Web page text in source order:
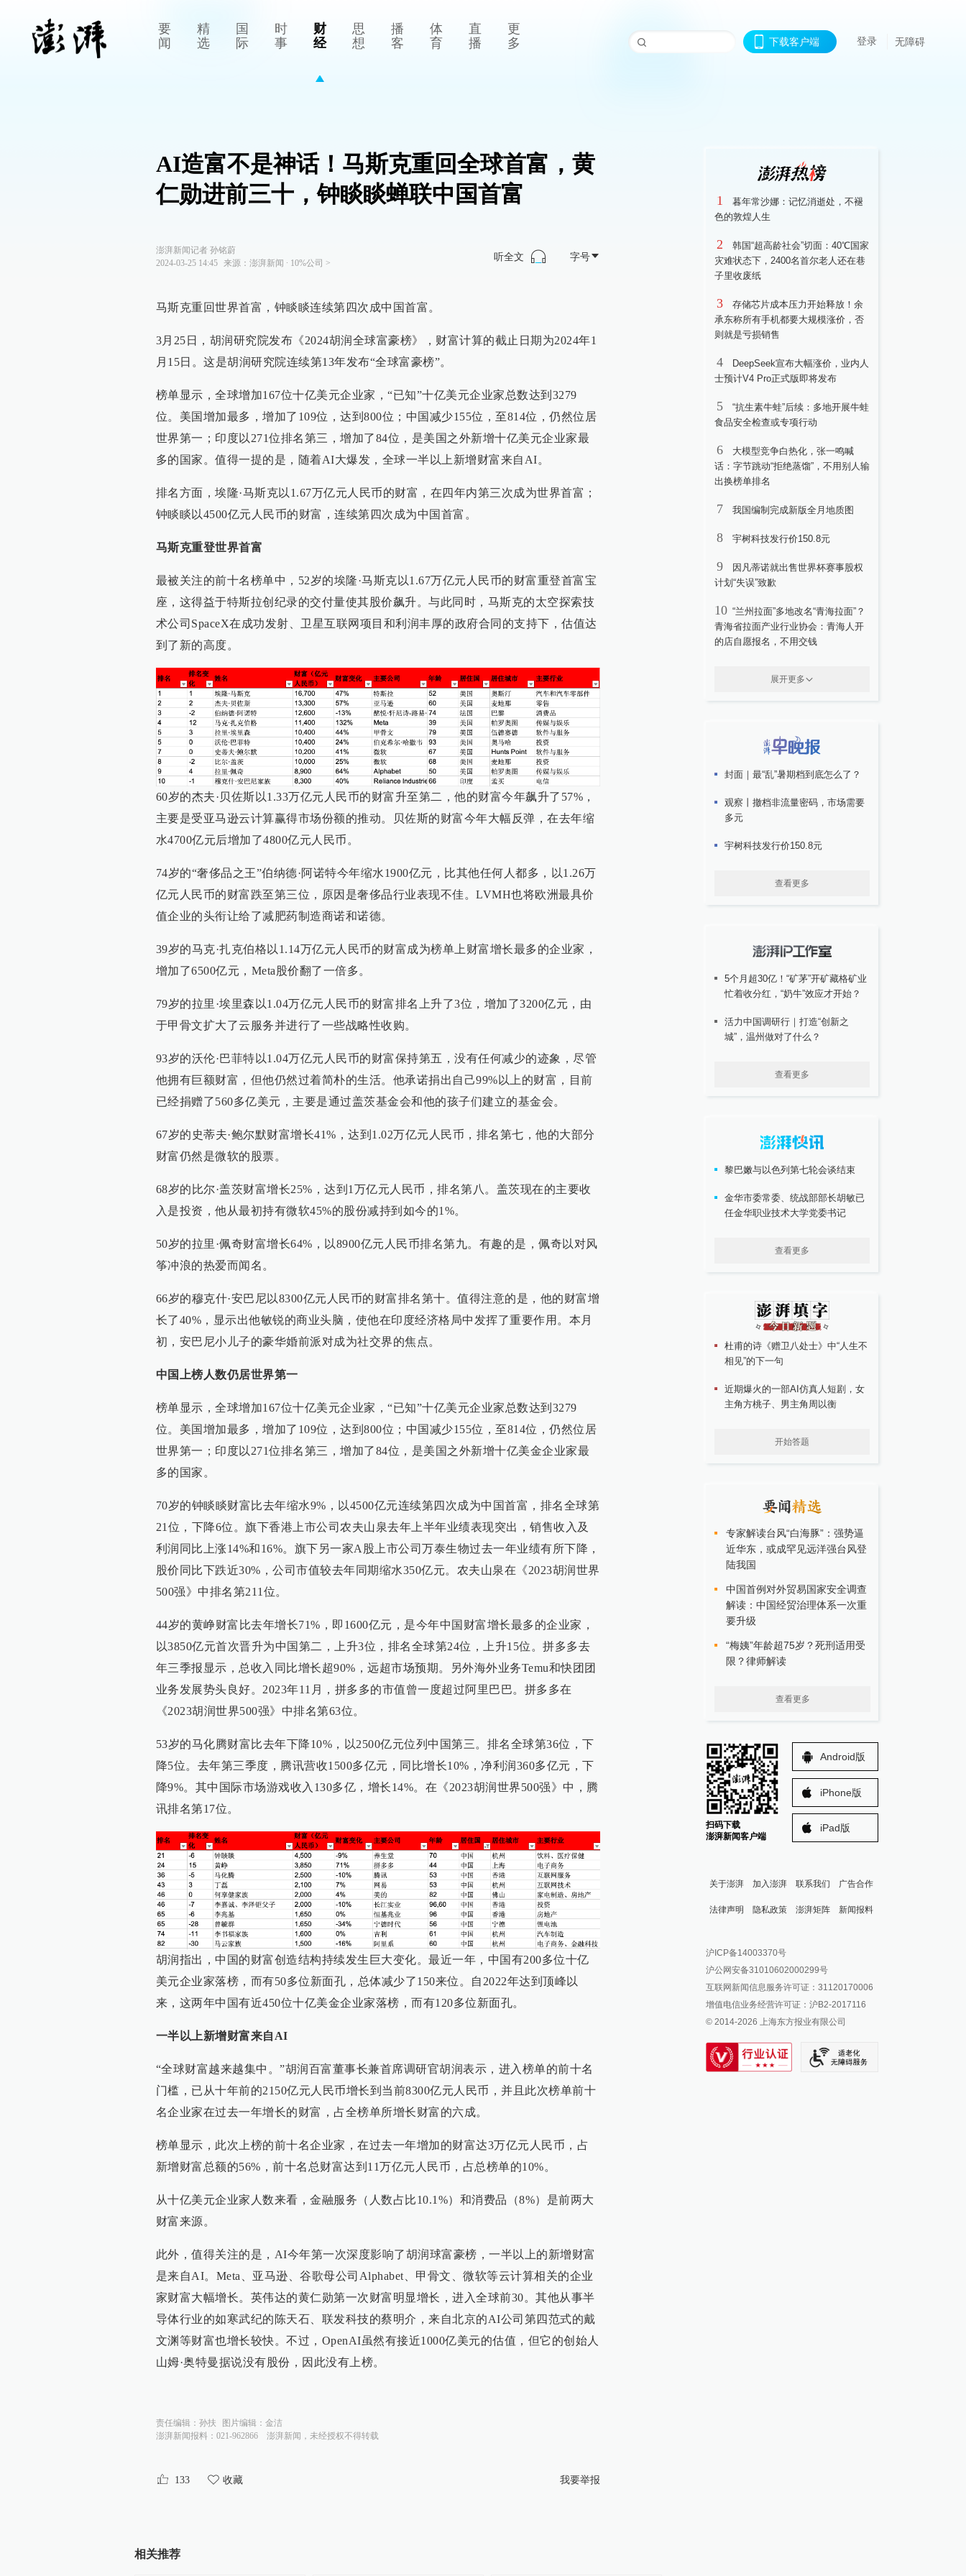
要
闻
精
选
国
际
时
事
财
经
思
想
播
客
体
育
直
播
更
多
下载客户端 登录 无障碍
AI造富不是神话！马斯克重回全球首富，黄
仁勋进前三十，钟睒睒蝉联中国首富
澎湃新闻记者 孙铭蔚
2024-03-25 14:45
来源： 澎湃新闻 ∙ 10%公司 >
听全文 字号
马斯克重回世界首富，钟睒睒连续第四次成中国首富。
3月25日，胡润研究院发布《2024胡润全球富豪榜》，财富计算的截止日期为2024年1
月15日。这是胡润研究院连续第13年发布“全球富豪榜”。
榜单显示，全球增加167位十亿美元企业家，“已知”十亿美元企业家总数达到3279
位。美国增加最多，增加了109位，达到800位；中国减少155位，至814位，仍然位居
世界第一；印度以271位排名第三，增加了84位，是美国之外新增十亿美元企业家最
多的国家。值得一提的是，随着AI大爆发，全球一半以上新增财富来自AI。
排名方面，埃隆·马斯克以1.67万亿元人民币的财富，在四年内第三次成为世界首富；
钟睒睒以4500亿元人民币的财富，连续第四次成为中国首富。
马斯克重登世界首富
最被关注的前十名榜单中，52岁的埃隆·马斯克以1.67万亿元人民币的财富重登首富宝
座，这得益于特斯拉创纪录的交付量使其股价飙升。与此同时，马斯克的太空探索技
术公司SpaceX在成功发射、卫星互联网项目和利润丰厚的政府合同的支持下，估值达
到了新的高度。
60岁的杰夫·贝佐斯以1.33万亿元人民币的财富升至第二，他的财富今年飙升了57%，
主要是受亚马逊云计算赢得市场份额的推动。贝佐斯的财富今年大幅反弹，在去年缩
水4700亿元后增加了4800亿元人民币。
74岁的“奢侈品之王”伯纳德·阿诺特今年缩水1900亿元，比其他任何人都多，以1.26万
亿元人民币的财富跌至第三位，原因是奢侈品行业表现不佳。LVMH也将欧洲最具价
值企业的头衔让给了减肥药制造商诺和诺德。
39岁的马克·扎克伯格以1.14万亿元人民币的财富成为榜单上财富增长最多的企业家，
增加了6500亿元，Meta股价翻了一倍多。
79岁的拉里·埃里森以1.04万亿元人民币的财富排名上升了3位，增加了3200亿元，由
于甲骨文扩大了云服务并进行了一些战略性收购。
93岁的沃伦·巴菲特以1.04万亿元人民币的财富保持第五，没有任何减少的迹象，尽管
他拥有巨额财富，但他仍然过着简朴的生活。他承诺捐出自己99%以上的财富，目前
已经捐赠了560多亿美元，主要是通过盖茨基金会和他的孩子们建立的基金会。
67岁的史蒂夫·鲍尔默财富增长41%，达到1.02万亿元人民币，排名第七，他的大部分
财富仍然是微软的股票。
68岁的比尔·盖茨财富增长25%，达到1万亿元人民币，排名第八。盖茨现在的主要收
入是投资，他从最初持有微软45%的股份减持到如今的1%。
50岁的拉里·佩奇财富增长64%，以8900亿元人民币排名第九。有趣的是，佩奇以对风
筝冲浪的热爱而闻名。
66岁的穆克什·安巴尼以8300亿元人民币的财富排名第十。值得注意的是，他的财富增
长了40%，显示出他敏锐的商业头脑，使他在印度经济格局中发挥了重要作用。本月
初，安巴尼小儿子的豪华婚前派对成为社交界的焦点。
中国上榜人数仍居世界第一
榜单显示，全球增加167位十亿美元企业家，“已知”十亿美元企业家总数达到3279
位。美国增加最多，增加了109位，达到800位；中国减少155位，至814位，仍然位居
世界第一；印度以271位排名第三，增加了84位，是美国之外新增十亿美金企业家最
多的国家。
70岁的钟睒睒财富比去年缩水9%，以4500亿元连续第四次成为中国首富，排名全球第
21位，下降6位。旗下香港上市公司农夫山泉去年上半年业绩表现突出，销售收入及
利润同比上涨14%和16%。旗下另一家A股上市公司万泰生物过去一年业绩有所下降，
股价同比下跌近30%，公司市值较去年同期缩水350亿元。农夫山泉在《2023胡润世界
500强》中排名第211位。
44岁的黄峥财富比去年增长71%，即1600亿元，是今年中国财富增长最多的企业家，
以3850亿元首次晋升为中国第二，上升3位，排名全球第24位，上升15位。拼多多去
年三季报显示，总收入同比增长超90%，远超市场预期。另外海外业务Temu和快团团
业务发展势头良好。2023年11月，拼多多的市值曾一度超过阿里巴巴。拼多多在
《2023胡润世界500强》中排名第63位。
53岁的马化腾财富比去年下降10%，以2500亿元位列中国第三。排名全球第36位，下
降5位。去年第三季度，腾讯营收1500多亿元，同比增长10%，净利润360多亿元，下
降9%。其中国际市场游戏收入130多亿，增长14%。在《2023胡润世界500强》中，腾
讯排名第17位。
胡润指出，中国的财富创造结构持续发生巨大变化。最近一年，中国有200多位十亿
美元企业家落榜，而有50多位新面孔，总体减少了150来位。自2022年达到顶峰以
来，这两年中国有近450位十亿美金企业家落榜，而有120多位新面孔。
一半以上新增财富来自AI
“全球财富越来越集中。”胡润百富董事长兼首席调研官胡润表示，进入榜单的前十名
门槛，已从十年前的2150亿元人民币增长到当前8300亿元人民币，并且此次榜单前十
名企业家在过去一年增长的财富，占全榜单所增长财富的六成。
榜单显示，此次上榜的前十名企业家，在过去一年增加的财富达3万亿元人民币，占
新增财富总额的56%，前十名总财富达到11万亿元人民币，占总榜单的10%。
从十亿美元企业家人数来看，金融服务（人数占比10.1%）和消费品（8%）是前两大
财富来源。
此外，值得关注的是，AI今年第一次深度影响了胡润球富豪榜，一半以上的新增财富
是来自AI。Meta、亚马逊、谷歌母公司Alphabet、甲骨文、微软等云计算相关的企业
家财富大幅增长。英伟达的黄仁勋第一次财富明显增长，进入全球前30。其他从事半
导体行业的如寒武纪的陈天石、联发科技的蔡明介，来自北京的AI公司第四范式的戴
文渊等财富也增长较快。不过，OpenAI虽然有接近1000亿美元的估值，但它的创始人
山姆·奥特曼据说没有股份，因此没有上榜。
责任编辑： 孙扶 图片编辑： 金洁
澎湃新闻报料：021-962866
澎湃新闻，未经授权不得转载
133 收藏 我要举报
相关推荐
1
暮年常沙娜：记忆消逝处，不褪
色的敦煌人生
2
韩国“超高龄社会”切面：40℃国家
灾难状态下，2400名首尔老人还在巷
子里收废纸
3
存储芯片成本压力开始释放！余
承东称所有手机都要大规模涨价，否
则就是亏损销售
4
DeepSeek宣布大幅涨价，业内人
士预计V4 Pro正式版即将发布
5
“抗生素牛蛙”后续：多地开展牛蛙
食品安全检查或专项行动
6
大模型竞争白热化，张一鸣喊
话：字节跳动“拒绝蒸馏”，不用别人输
出换榜单排名
7 我国编制完成新版全月地质图
8 宇树科技发行价150.8元
9
因凡蒂诺就出售世界杯赛事股权
计划“失误”致歉
10 “兰州拉面”多地改名“青海拉面”？
青海省拉面产业行业协会：青海人开
的店自愿报名，不用交钱
展开更多
封面｜最“乱”暑期档到底怎么了？
观察丨撤档非流量密码，市场需要
多元
宇树科技发行价150.8元
查看更多
5个月超30亿！“矿茅”开矿藏格矿业
忙着收分红，“奶牛”效应才开始？
活力中国调研行｜打造“创新之
城”，温州做对了什么？
查看更多
黎巴嫩与以色列第七轮会谈结束
金华市委常委、统战部部长胡敏已
任金华职业技术大学党委书记
查看更多
杜甫的诗《赠卫八处士》中“人生不
相见”的下一句
近期爆火的一部AI仿真人短剧，女
主角方桃子、男主角周以衡
开始答题
专家解读台风“白海豚”：强势逼
近华东，或成罕见远洋强台风登
陆我国
中国首例对外贸易国家安全调查
解读：中国经贸治理体系一次重
要升级
“梅姨”年龄超75岁？死刑适用受
限？律师解读
查看更多
扫码下载
澎湃新闻客户端
Android版
iPhone版
iPad版
关于澎湃 加入澎湃 联系我们 广告合作
法律声明 隐私政策 澎湃矩阵
澎湃新闻公众号
澎湃新闻抖音号
派生万物开放平台
IP SHANGHAI
SIXTH TONE
新闻报料
报料邮箱: news@thepaper.cn
沪ICP备14003370号
沪公网安备31010602000299号
互联网新闻信息服务许可证：31120170006
增值电信业务经营许可证：沪B2-2017116
© 2014-2026 上海东方报业有限公司